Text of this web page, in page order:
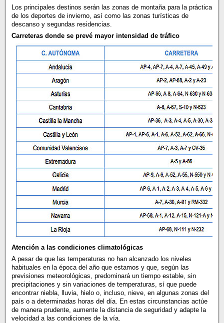
Los principales destinos serán las zonas de montaña para la práctica
de los deportes de invierno, así como las zonas turísticas de
descanso y segundas residencias.
Carreteras donde se prevé mayor intensidad de tráfico
Atención a las condiciones climatológicas
A pesar de que las temperaturas no han alcanzado los niveles
habituales en la época del año que estamos y que, según las
previsiones meteorológicas, predominará un tiempo estable, sin
precipitaciones y sin variaciones de temperaturas, sí que puede
encontrar niebla, lluvia, hielo o, incluso, nieve, en algunas zonas del
país o a determinadas horas del día. En estas circunstancias actúe
de manera prudente, aumente la distancia de seguridad y adapte la
velocidad a las condiciones de la vía.